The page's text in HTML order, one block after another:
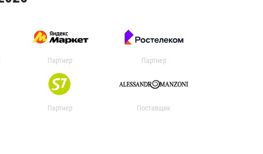
Партнер Партнер
Партнер Поставщик